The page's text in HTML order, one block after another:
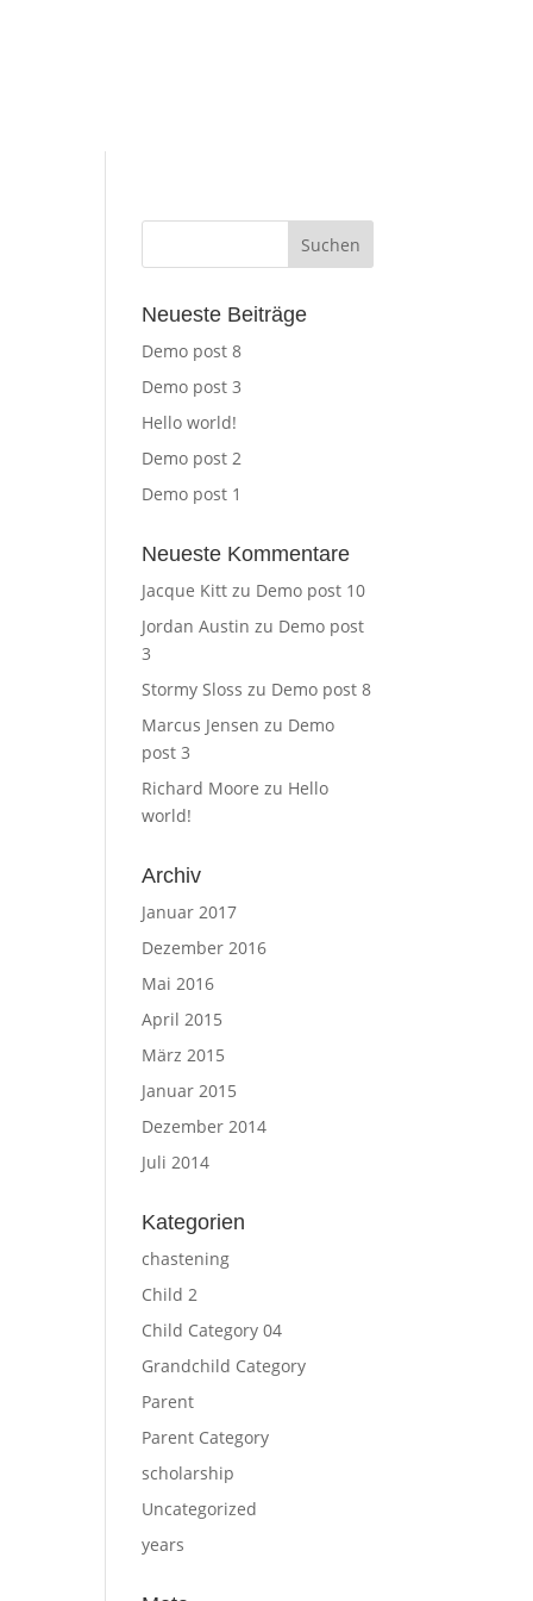
Neueste Beiträge
Demo post 8
Demo post 3
Hello world!
Demo post 2
Demo post 1
Neueste Kommentare
Jacque Kitt zu Demo post 10
Jordan Austin zu Demo post
3
Stormy Sloss zu Demo post 8
Marcus Jensen zu Demo
post 3
Richard Moore zu Hello
world!
Archiv
Januar 2017
Dezember 2016
Mai 2016
April 2015
März 2015
Januar 2015
Dezember 2014
Juli 2014
Kategorien
chastening
Child 2
Child Category 04
Grandchild Category
Parent
Parent Category
scholarship
Uncategorized
years